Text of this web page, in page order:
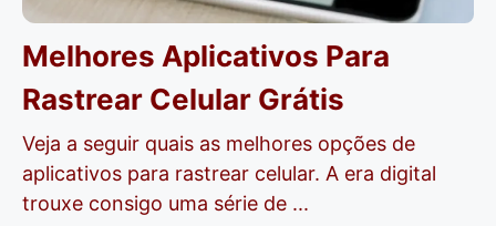
Melhores Aplicativos Para
Rastrear Celular Grátis
Veja a seguir quais as melhores opções de
aplicativos para rastrear celular. A era digital
trouxe consigo uma série de ...